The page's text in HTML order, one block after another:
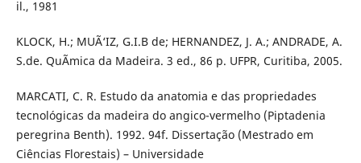
il., 1981
KLOCK, H.; MUÃ‘IZ, G.I.B de; HERNANDEZ, J. A.; ANDRADE, A.
S.de. QuÃ­mica da Madeira. 3 ed., 86 p. UFPR, Curitiba, 2005.
MARCATI, C. R. Estudo da anatomia e das propriedades
tecnológicas da madeira do angico-vermelho (Piptadenia
peregrina Benth). 1992. 94f. Dissertação (Mestrado em
Ciências Florestais) – Universidade